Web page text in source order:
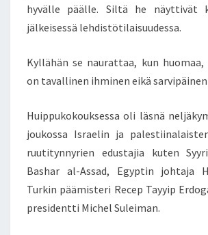
R
T
A
R
E
N
O
I
S
hyvälle päälle. Siltä he näyttivät
jälkeisessä lehdistötilaisuudessa.
Kyllähän se naurattaa, kun
on tavallinen ihminen eikä
Huippukokouksessa oli läsnä
joukossa Israelin ja
ruutitynnyrien edustajia kuten
Bashar al-Assad, Egyptin johtaja
Turkin päämisteri Recep Tayyip
presidentti Michel Suleiman.